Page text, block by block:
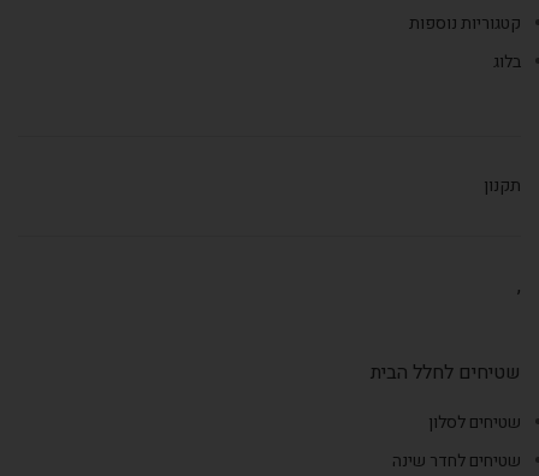
קטגוריות נוספות
בלוג
תקנון
,
שטיחים לחלל הבית
שטיחים לסלון
שטיחים לחדר שינה